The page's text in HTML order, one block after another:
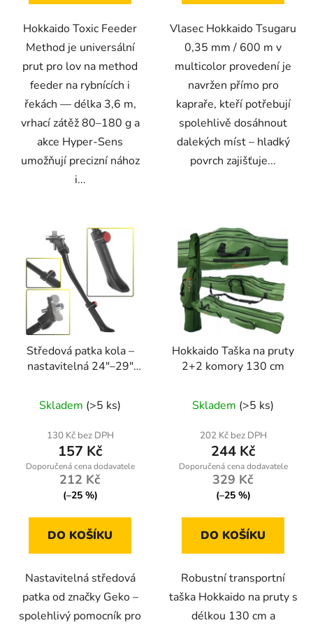
Hokkaido Toxic Feeder
Method je universální
prut pro lov na method
feeder na rybnících i
řekách — délka 3,6 m,
vrhací zátěž 80–180 g a
akce Hyper-Sens
umožňují precizní nához
i...
Vlasec Hokkaido Tsugaru
0,35 mm / 600 m v
multicolor provedení je
navržen přímo pro
kapraře, kteří potřebují
spolehlivě dosáhnout
dalekých míst – hladký
povrch zajišťuje...
Středová patka kola –
nastavitelná 24"–29"
Skladem (>5 ks)
130 Kč bez DPH
157 Kč
212 Kč
(–25 %)
DO KOŠÍKU
Nastavitelná středová
patka od značky Geko –
spolehlivý pomocník pro
Hokkaido Taška na pruty
2+2 komory 130 cm
hodnocení
produktu
je
5,0
z
hvězdiček.
Skladem (>5 ks)
202 Kč bez DPH
244 Kč
329 Kč
(–25 %)
DO KOŠÍKU
Robustní transportní
taška Hokkaido na pruty s
délkou 130 cm a